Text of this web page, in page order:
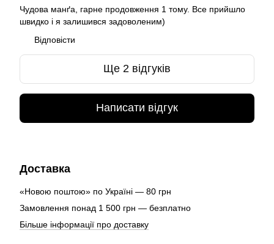
Чудова манґа, гарне продовження 1 тому. Все прийшло
швидко і я залишився задоволеним)
Відповісти
Ще 2 відгуків
Написати відгук
Доставка
«Новою поштою» по Україні — 80 грн
Замовлення понад 1 500 грн — безплатно
Більше інформації про доставку